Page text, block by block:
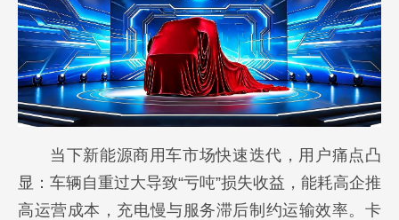
当下新能源商用车市场快速迭代，用户痛点凸
显：车辆自重过大导致“亏吨”损失收益，能耗高企推
高运营成本，充电慢与服务滞后制约运输效率。卡